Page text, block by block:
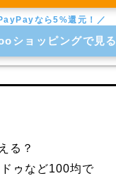
ショッピングで見る
る？
ゥなど100均で